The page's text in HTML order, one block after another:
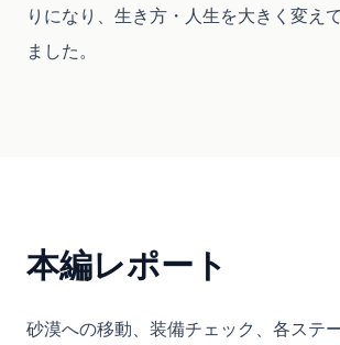
りになり、生き方・人生を大きく変え
ました。
本編レポート
砂漠への移動、装備チェック、各ステ